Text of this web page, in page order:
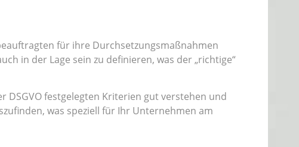
für ihre Durchsetzungsmaßnahmen
in der Lage sein zu definieren, was der „richtige“
DSGVO festgelegten Kriterien gut verstehen und
was speziell für Ihr Unternehmen am